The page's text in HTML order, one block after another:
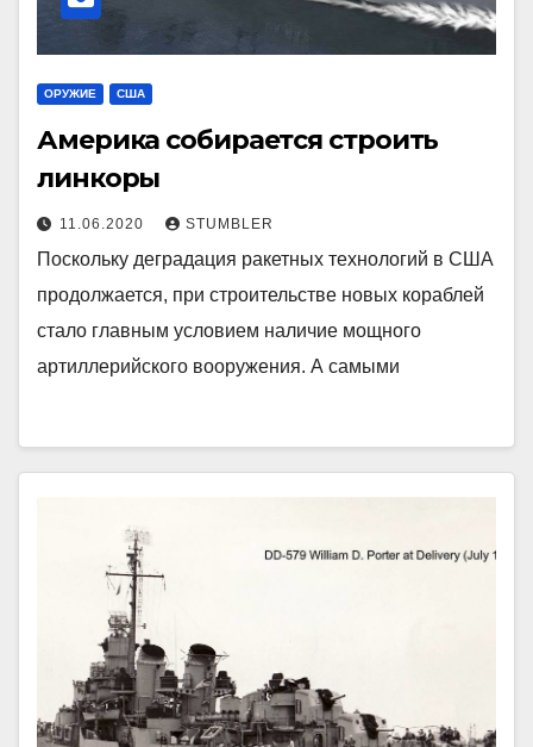
ОРУЖИЕ США
Америка собирается строить
линкоры
11.06.2020 STUMBLER
Поскольку деградация ракетных технологий в США
продолжается, при строительстве новых кораблей
стало главным условием наличие мощного
артиллерийского вооружения. А самыми